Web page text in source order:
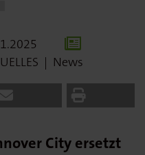
| News
City ersetzt